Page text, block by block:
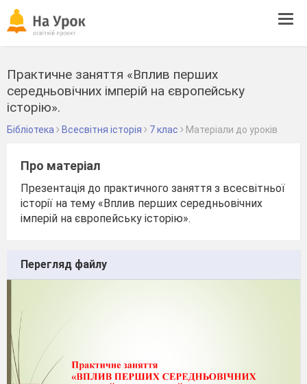
Практичне заняття «Вплив перших
середньовічних імперій на європейську
історію».
Бібліотека Всесвітня історія 7 клас Матеріали до уроків
Про матеріал
Презентація до практичного заняття з всесвітньої
історії на тему «Вплив перших середньовічних
імперій на європейську історію».
Перегляд файлу